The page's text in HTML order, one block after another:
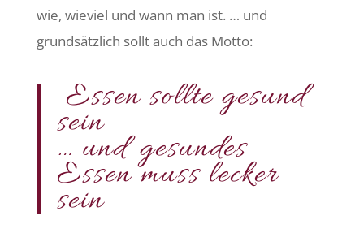
wie, wieviel und wann man ist. … und
grundsätzlich sollt auch das Motto:
Essen sollte gesund
sein
… und gesundes
Essen muss lecker
sein